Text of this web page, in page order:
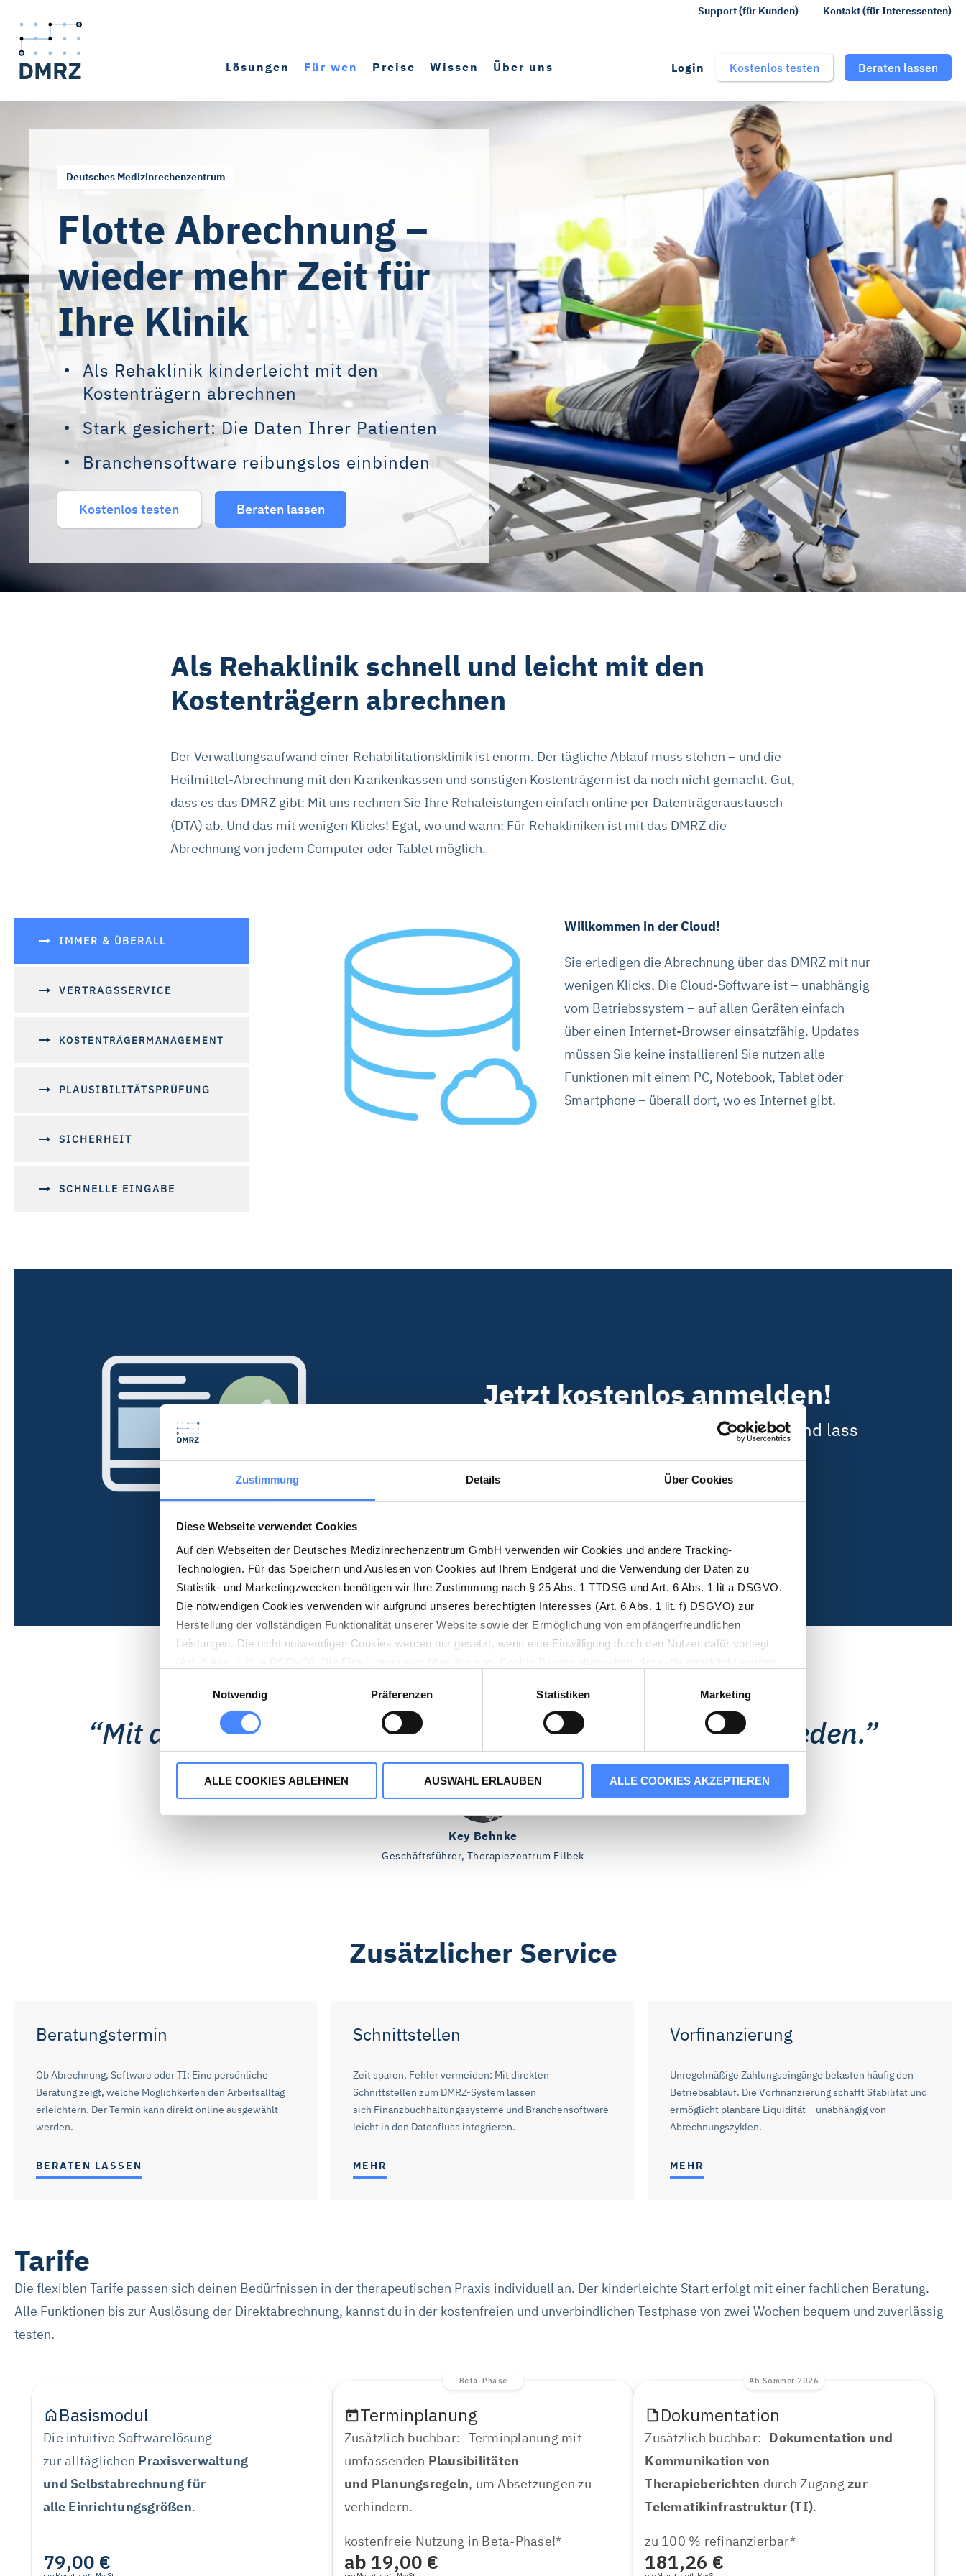
Zustimmung Details Über Cookies
Diese Webseite verwendet Cookies
Auf den Webseiten der Deutsches Medizinrechenzentrum GmbH verwenden wir Cookies und andere Tracking-
Technologien. Für das Speichern und Auslesen von Cookies auf Ihrem Endgerät und die Verwendung der Daten zu
Statistik- und Marketingzwecken benötigen wir Ihre Zustimmung nach § 25 Abs. 1 TTDSG und Art. 6 Abs. 1 lit a DSGVO.
Die notwendigen Cookies verwenden wir aufgrund unseres berechtigten Interesses (Art. 6 Abs. 1 lit. f) DSGVO) zur
Herstellung der vollständigen Funktionalität unserer Website sowie der Ermöglichung von empfängerfreundlichen
Leistungen. Die nicht notwendigen Cookies werden nur gesetzt, wenn eine Einwilligung durch den Nutzer dafür vorliegt
Auf unserer Website ist das Cookie-Consent-Tool Cookiebot implementiert. Cookiebot wird von der Usercentrics A/S,
Havnegade 39, 1058 Kopenhagen, Dänemark betrieben. Für dessen Einsatz ist das Speichern eines Cookies technisch
erforderlich.
stimmen Sie auch dem Einsatz von Marketing-Cookies zu und erhalten auf Sie zugeschnittene Werbung auch auf anderen
Mit „Alle Cookies ablehnen“ können Sie die Marketing- und Statistik-Cookies ablehnen. Über die Schaltflächen und
„Auswahl erlauben“ können Sie die Cookies individuell verwalten und Ihre Einwilligung jederzeit für die Zukunft ändern oder
Notwendig
Präferenzen Statistiken Marketing
ALLE COOKIES ABLEHNEN AUSWAHL ERLAUBEN ALLE COOKIES AKZEPTIEREN
Support (für Kunden) Kontakt (für Interessenten)
Lösungen Für wen Preise Wissen Über uns Login Kostenlos testen Beraten lassen
Deutsches Medizinrechenzentrum
Flotte Abrechnung –
wieder mehr Zeit für
Ihre Klinik
Als Rehaklinik kinderleicht mit den
Kostenträgern abrechnen
Stark gesichert: Die Daten Ihrer Patienten
Branchensoftware reibungslos einbinden
Kostenlos testen Beraten lassen
Als Rehaklinik schnell und leicht mit den
Kostenträgern abrechnen
Der Verwaltungsaufwand einer Rehabilitationsklinik ist enorm. Der tägliche Ablauf muss stehen – und die
Heilmittel-Abrechnung mit den Krankenkassen und sonstigen Kostenträgern ist da noch nicht gemacht. Gut,
dass es das DMRZ gibt: Mit uns rechnen Sie Ihre Rehaleistungen einfach online per Datenträgeraustausch
(DTA) ab. Und das mit wenigen Klicks! Egal, wo und wann: Für Rehakliniken ist mit das DMRZ die
Abrechnung von jedem Computer oder Tablet möglich.
IMMER & ÜBERALL
VERTRAGSSERVICE
KOSTENTRÄGERMANAGEMENT
PLAUSIBILITÄTSPRÜFUNG
SICHERHEIT
SCHNELLE EINGABE
Willkommen in der Cloud!
Sie erledigen die Abrechnung über das DMRZ mit nur
wenigen Klicks. Die Cloud-Software ist – unabhängig
vom Betriebssystem – auf allen Geräten einfach
über einen Internet-Browser einsatzfähig. Updates
müssen Sie keine installieren! Sie nutzen alle
Funktionen mit einem PC, Notebook, Tablet oder
Smartphone – überall dort, wo es Internet gibt.
Jetzt kostenlos anmelden!
Probiere die DMRZ-Softwarelösung aus und lass
Kostenlos testen
Mit dem Support bin ich wunschlos glücklich und zufrieden.
Key Behnke
Geschäftsführer, Therapiezentrum Eilbek
Zusätzlicher Service
Beratungstermin
Ob Abrechnung, Software oder TI: Eine persönliche
Beratung zeigt, welche Möglichkeiten den Arbeitsalltag
erleichtern. Der Termin kann direkt online ausgewählt
werden.
BERATEN LASSEN
Schnittstellen
Zeit sparen, Fehler vermeiden: Mit direkten
Schnittstellen zum DMRZ-System lassen
sich Finanzbuchhaltungssysteme und Branchensoftware
leicht in den Datenfluss integrieren.
MEHR
Vorfinanzierung
Unregelmäßige Zahlungseingänge belasten häufig den
Betriebsablauf. Die Vorfinanzierung schafft Stabilität und
ermöglicht planbare Liquidität – unabhängig von
Abrechnungszyklen.
MEHR
Tarife
Die flexiblen Tarife passen sich deinen Bedürfnissen in der therapeutischen Praxis individuell an. Der kinderleichte Start erfolgt mit einer fachlichen Beratung.
Alle Funktionen bis zur Auslösung der Direktabrechnung, kannst du in der kostenfreien und unverbindlichen Testphase von zwei Wochen bequem und zuverlässig
testen.
Basismodul
Die intuitive Softwarelösung
zur alltäglichen Praxisverwaltung
und Selbstabrechnung für
alle Einrichtungsgrößen.
79,00 €
Beta-Phase
Terminplanung
Zusätzlich buchbar: Terminplanung mit
umfassenden Plausibilitäten
und Planungsregeln, um Absetzungen zu
verhindern.
kostenfreie Nutzung in Beta-Phase!*
ab 19,00 €
Ab Sommer 2026
Dokumentation
Zusätzlich buchbar: Dokumentation und
Kommunikation von
Therapieberichten durch Zugangzur
Telematikinfrastruktur (TI).
zu 100 % refinanzierbar*
181,26 €